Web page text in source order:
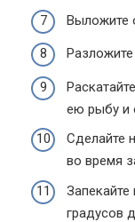
Выложите
ею рыбу и
Сделайте
во время
Запекайте
градусов